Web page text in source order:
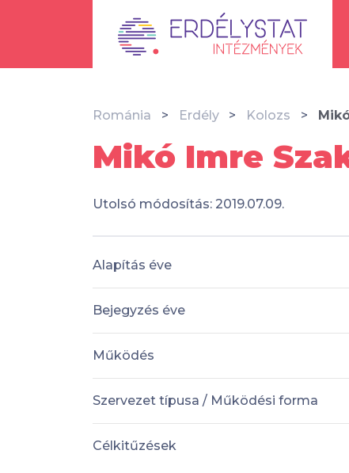
Románia Erdély Kolozs
Mikó Imre
Utolsó módosítás: 2019.07.09.
Alapítás éve
Bejegyzés éve
Működés
Szervezet típusa / Működési forma
Célkitűzések